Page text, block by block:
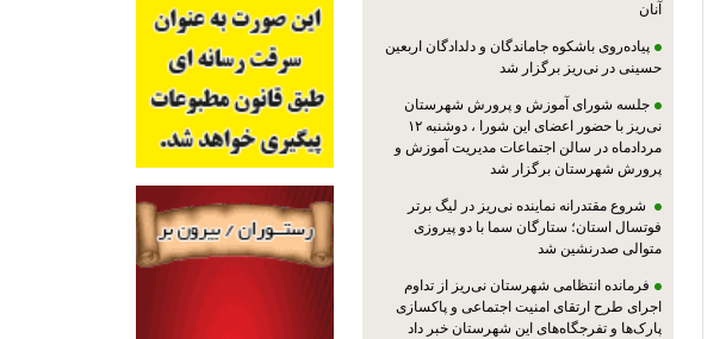
آنان
پیاده‌روی باشکوه جاماندگان و دلدادگان اربعین
حسینی در نی‌ریز برگزار شد
جلسه شورای آموزش و پرورش شهرستان
نی‌ریز با حضور اعضای این شورا ، دوشنبه ۱۲
مردادماه در سالن اجتماعات مدیریت آموزش و
پرورش شهرستان برگزار شد
شروع مقتدرانه نماینده نی‌ریز در لیگ برتر
فوتسال استان؛ ستارگان سما با دو پیروزی
متوالی صدرنشین شد
فرمانده انتظامی شهرستان نی‌ریز از تداوم
اجرای طرح ارتقای امنیت اجتماعی و پاکسازی
پارک‌ها و تفرجگاه‌های این شهرستان خبر داد